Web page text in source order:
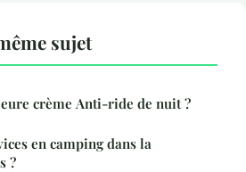
sujet
crème Anti-ride de nuit ?
en camping dans la
?